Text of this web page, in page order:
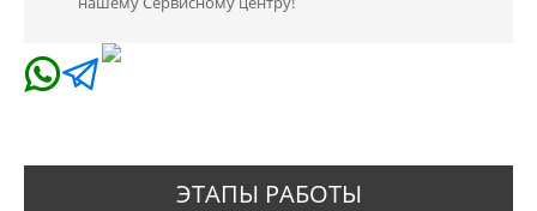
ЭТАПЫ РАБОТЫ